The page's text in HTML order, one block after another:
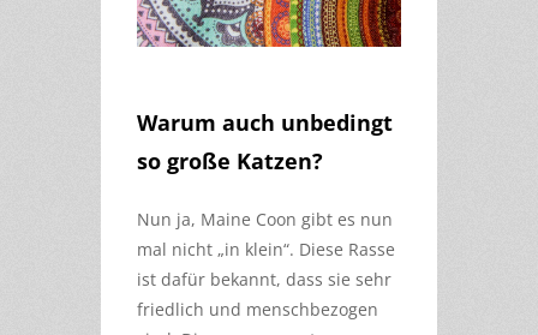
Warum auch unbedingt
so große Katzen?
Nun ja, Maine Coon gibt es nun
mal nicht „in klein“. Diese Rasse
ist dafür bekannt, dass sie sehr
friedlich und menschbezogen